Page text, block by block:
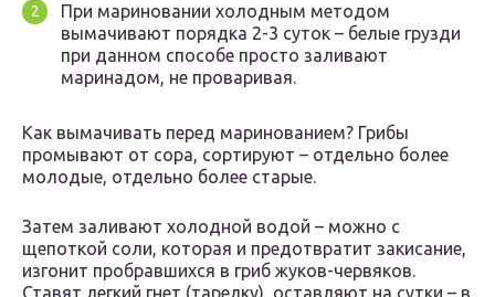
При мариновании холодным методом
вымачивают порядка 2-3 суток – белые грузди
при данном способе просто заливают
маринадом, не проваривая.
Как вымачивать перед маринованием? Грибы
промывают от сора, сортируют – отдельно более
молодые, отдельно более старые.
Затем заливают холодной водой – можно с
щепоткой соли, которая и предотвратит закисание,
изгонит пробравшихся в гриб жуков-червяков.
Ставят легкий гнет (тарелку), оставляют на сутки – в